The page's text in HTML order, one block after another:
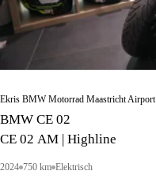
Ekris BMW Motorrad Maastricht Airport
BMW CE 02
CE 02 AM | Highline
2024 750 km Elektrisch